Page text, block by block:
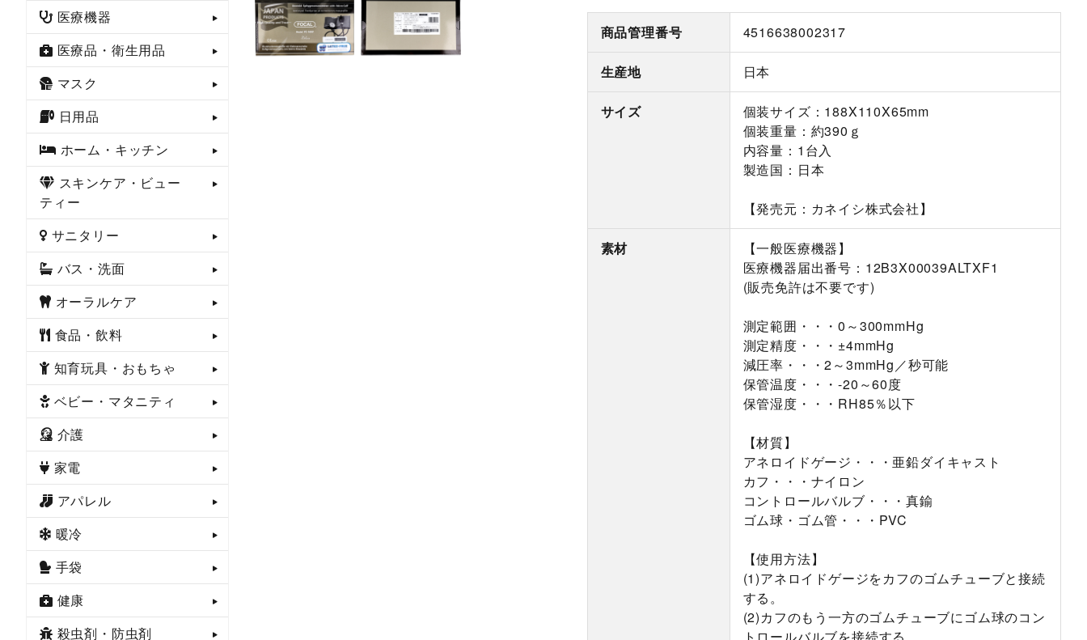
商品管理番号 4516638002317
生産地 日本
サイズ
個装サイズ：188X110X65mm
個装重量：約390ｇ
内容量：1台入
製造国：日本
【発売元：カネイシ株式会社】
素材
【一般医療機器】
医療機器届出番号：12B3X00039ALTXF1
(販売免許は不要です)
測定範囲・・・0～300mmHg
測定精度・・・±4mmHg
減圧率・・・2～3mmHg／秒可能
保管温度・・・-20～60度
保管湿度・・・RH85％以下
【材質】
アネロイドゲージ・・・亜鉛ダイキャスト
カフ・・・ナイロン
コントロールバルブ・・・真鍮
ゴム球・ゴム管・・・PVC
【使用方法】
(1)アネロイドゲージをカフのゴムチューブと接続
する。
(2)カフのもう一方のゴムチューブにゴム球のコン
医療機器
医療品・衛生用品
マスク
日用品
ホーム・キッチン
スキンケア・ビュー
ティー
サニタリー
バス・洗面
オーラルケア
食品・飲料
知育玩具・おもちゃ
ベビー・マタニティ
介護
家電
アパレル
暖冷
手袋
健康
殺虫剤・防虫剤